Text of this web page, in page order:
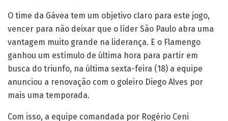
O time da Gávea tem um objetivo claro para este jogo,
vencer para não deixar que o líder São Paulo abra uma
vantagem muito grande na liderança. E o Flamengo
ganhou um estímulo de última hora para partir em
busca do triunfo, na última sexta-feira (18) a equipe
anunciou a renovação com o goleiro Diego Alves por
mais uma temporada.
Com isso, a equipe comandada por Rogério Ceni